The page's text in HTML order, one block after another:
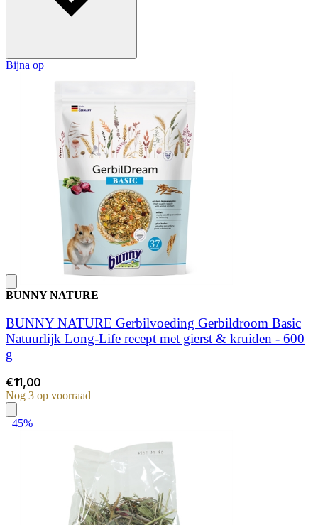
Bijna op
BUNNY NATURE
BUNNY NATURE Gerbilvoeding Gerbildroom Basic
Natuurlijk Long-Life recept met gierst & kruiden - 600
g
€11,00
Nog 3 op voorraad
−45%